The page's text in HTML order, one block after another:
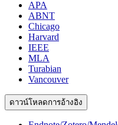
APA
ABNT
Chicago
Harvard
IEEE
MLA
Turabian
Vancouver
ดาวน์โหลดการอ้างอิง